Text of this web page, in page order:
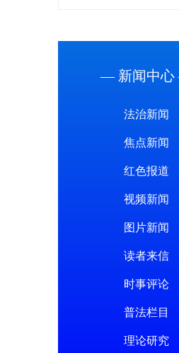
— 新闻中
法治新闻
焦点新闻
红色报道
视频新闻
图片新闻
读者来信
时事评论
普法栏目
理论研究